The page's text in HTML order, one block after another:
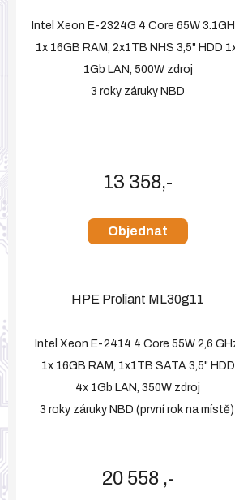
Intel Xeon E-2324G 4 Core 65W
1x 16GB RAM, 2x1TB NHS 3,5" HDD
1Gb LAN, 500W zdroj
3 roky záruky NBD
13 358,-
Objednat
HPE Proliant ML30g11
Intel Xeon E-2414 4 Core 55W 2,6
1x 16GB RAM, 1x1TB SATA 3,5" HDD
4x 1Gb LAN, 350W zdroj
3 roky záruky NBD (první rok na místě)
20 558 ,-